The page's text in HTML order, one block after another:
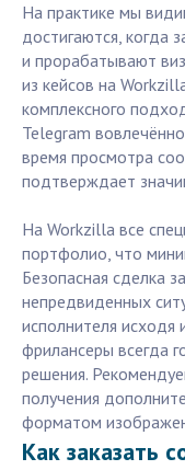
На практике мы
достигаются, когда
и прорабатывают
из кейсов на
комплексного
Telegram
время просмотра
подтверждает
На Workzilla все
портфолио, что
Безопасная сделка
непредвиденных
исполнителя
фрилансеры всегда
решения.
получения
форматом
Как заказать